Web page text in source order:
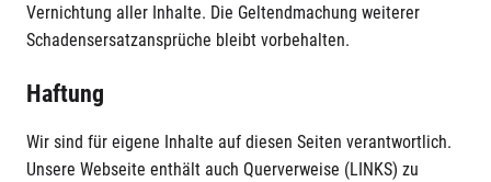
Vernichtung aller Inhalte. Die Geltendmachung weiterer
Schadensersatzansprüche bleibt vorbehalten.
Haftung
Wir sind für eigene Inhalte auf diesen Seiten verantwortlich.
Unsere Webseite enthält auch Querverweise (LINKS) zu